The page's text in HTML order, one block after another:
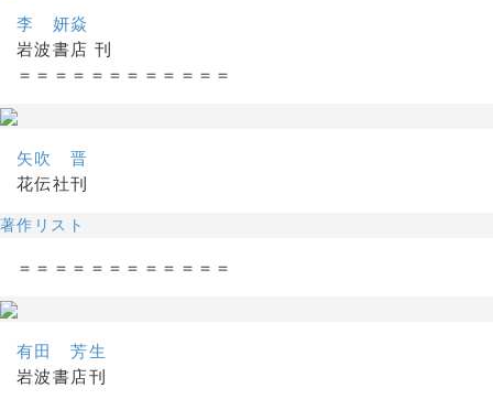
李 妍焱
岩波書店 刊
＝＝＝＝＝＝＝＝＝＝＝＝
矢吹 晋
花伝社刊
著作リスト
＝＝＝＝＝＝＝＝＝＝＝＝
有田 芳生
岩波書店刊